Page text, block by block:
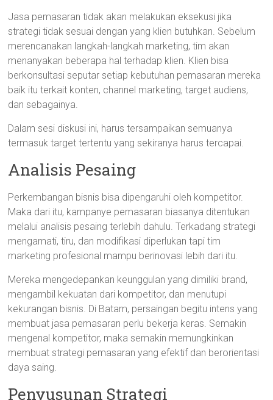
Jasa pemasaran tidak akan melakukan eksekusi jika
strategi tidak sesuai dengan yang klien butuhkan. Sebelum
merencanakan langkah-langkah marketing, tim akan
menanyakan beberapa hal terhadap klien. Klien bisa
berkonsultasi seputar setiap kebutuhan pemasaran mereka
baik itu terkait konten, channel marketing, target audiens,
dan sebagainya.
Dalam sesi diskusi ini, harus tersampaikan semuanya
termasuk target tertentu yang sekiranya harus tercapai.
Analisis Pesaing
Perkembangan bisnis bisa dipengaruhi oleh kompetitor.
Maka dari itu, kampanye pemasaran biasanya ditentukan
melalui analisis pesaing terlebih dahulu. Terkadang strategi
mengamati, tiru, dan modifikasi diperlukan tapi tim
marketing profesional mampu berinovasi lebih dari itu.
Mereka mengedepankan keunggulan yang dimiliki brand,
mengambil kekuatan dari kompetitor, dan menutupi
kekurangan bisnis. Di Batam, persaingan begitu intens yang
membuat jasa pemasaran perlu bekerja keras. Semakin
mengenal kompetitor, maka semakin memungkinkan
membuat strategi pemasaran yang efektif dan berorientasi
daya saing.
Penyusunan Strategi